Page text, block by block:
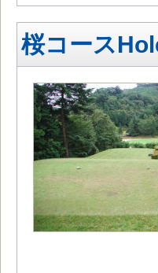
桜コース